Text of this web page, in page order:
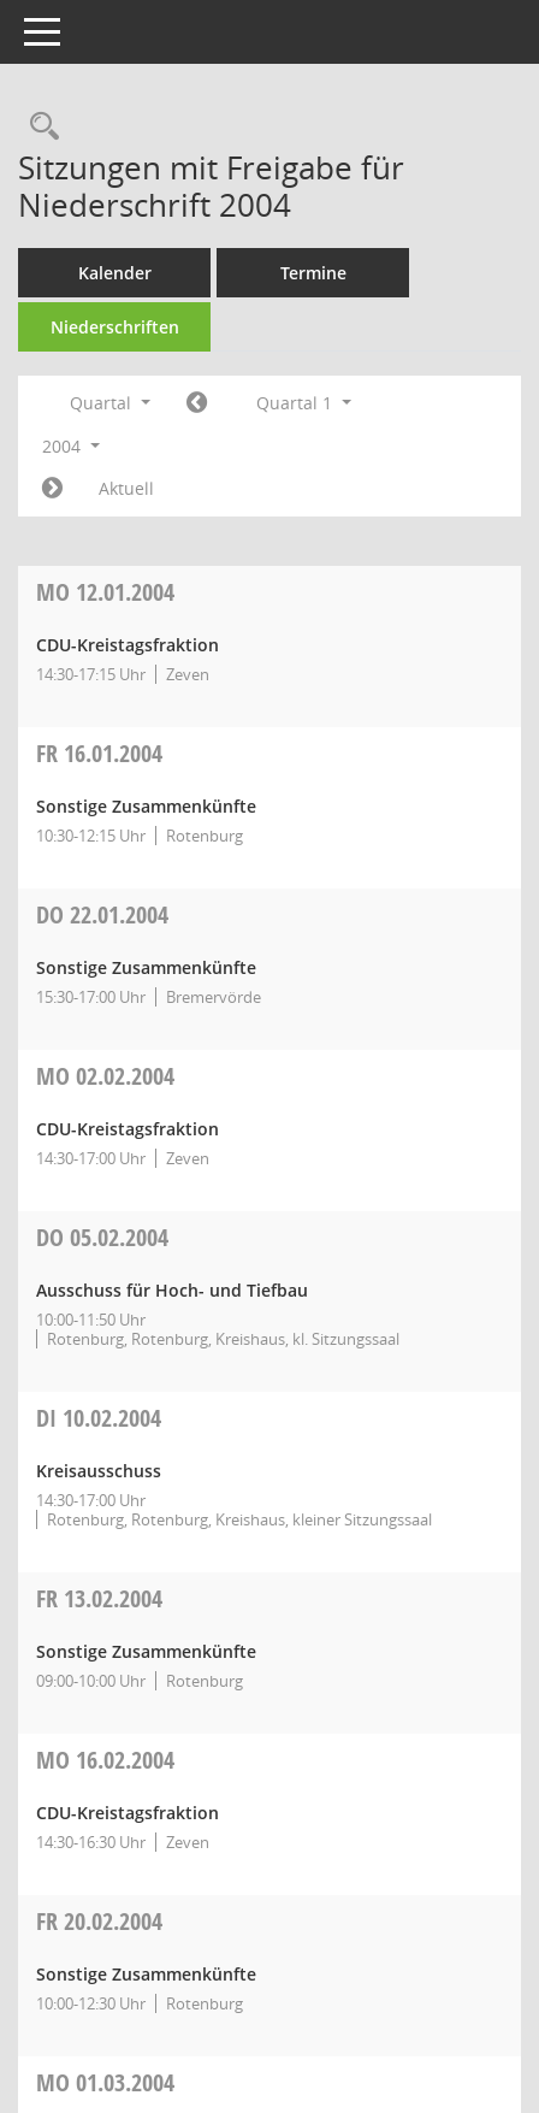
Toggle navigation
Rechercheauswahl
Sitzungen mit Freigabe für
Niederschrift 2004
Kalender Termine
Niederschriften
Quartal
Quartal 1
2004
Aktuell
MO 12.01.2004
CDU-Kreistagsfraktion
14:30-17:15 Uhr Zeven
FR 16.01.2004
Sonstige Zusammenkünfte
10:30-12:15 Uhr Rotenburg
DO 22.01.2004
Sonstige Zusammenkünfte
15:30-17:00 Uhr Bremervörde
MO 02.02.2004
CDU-Kreistagsfraktion
14:30-17:00 Uhr Zeven
DO 05.02.2004
Ausschuss für Hoch- und Tiefbau
10:00-11:50 Uhr
Rotenburg, Rotenburg, Kreishaus, kl. Sitzungssaal
DI 10.02.2004
Kreisausschuss
14:30-17:00 Uhr
Rotenburg, Rotenburg, Kreishaus, kleiner Sitzungssaal
FR 13.02.2004
Sonstige Zusammenkünfte
09:00-10:00 Uhr Rotenburg
MO 16.02.2004
CDU-Kreistagsfraktion
14:30-16:30 Uhr Zeven
FR20.02.2004
Sonstige Zusammenkünfte
10:00-12:30 Uhr Rotenburg
MO 01.03.2004